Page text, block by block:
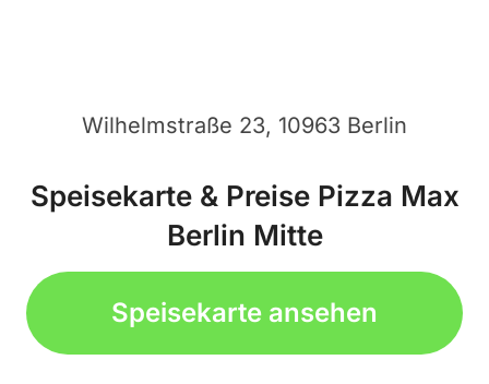
Wilhelmstraße 23, 10963 Berlin
Speisekarte & Preise Pizza Max
Berlin Mitte
Speisekarte ansehen